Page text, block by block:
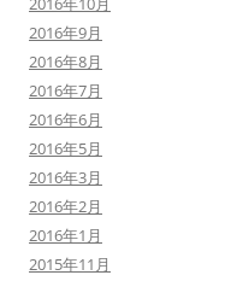
2016年9月
2016年8月
2016年7月
2016年6月
2016年5月
2016年3月
2016年2月
2016年1月
2015年11月